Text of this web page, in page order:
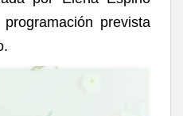
prevista